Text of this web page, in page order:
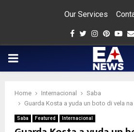
Our Services
Facebook
Twitter
Instagram
PRIMARY
Home Internacional
Saba
Guarda Kosta a yuda un boto di vela na
Saba Featured Internacional